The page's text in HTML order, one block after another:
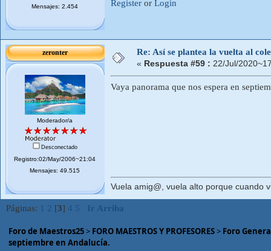
Mensajes: 2.454 Register or Login
zeronter
Moderador/a
Desconectado
Registro:02/May/2006~21:04
Mensajes: 49.515
Re: Así se plantea la vuelta al
« Respuesta #59 : 22/Jul/
Vaya panorama que nos espera en
Vuela amig@, vuela alto porque cuando
Páginas: 2 [3] 4 5 Ir Arriba
Foro de Maestros25> FORO MAESTROS Y PROFESORES> Foro
septiembre en Andalucía.